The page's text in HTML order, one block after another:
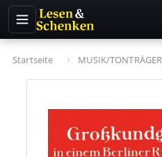
Startseite MUSIK/TONTRÄGER